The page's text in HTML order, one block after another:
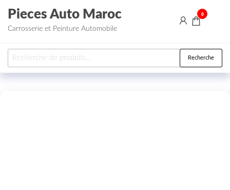
Aller au contenu
Pieces Auto Maroc
Carrosserie et Peinture Automobile
0
Recherche pour : Recherche